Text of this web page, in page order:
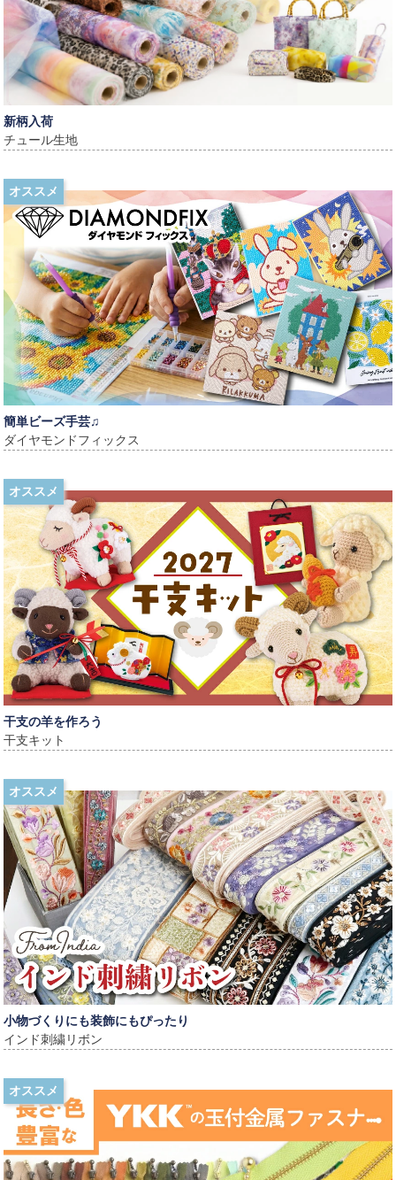
新柄入荷
チュール生地
オススメ
簡単ビーズ手芸♫
ダイヤモンドフィックス
オススメ
干支の羊を作ろう
干支キット
オススメ
小物づくりにも装飾にもぴったり
インド刺繍リボン
オススメ